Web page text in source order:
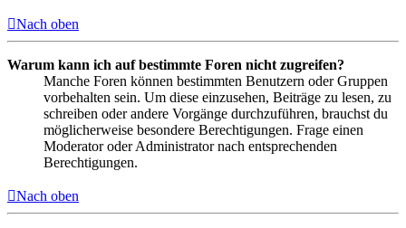
Nach oben
Warum kann ich auf bestimmte Foren nicht zugreifen?
Manche Foren können bestimmten Benutzern oder Gruppen
vorbehalten sein. Um diese einzusehen, Beiträge zu lesen, zu
schreiben oder andere Vorgänge durchzuführen, brauchst du
möglicherweise besondere Berechtigungen. Frage einen
Moderator oder Administrator nach entsprechenden
Berechtigungen.
Nach oben